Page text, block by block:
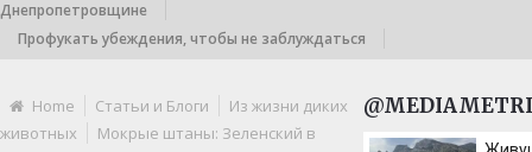
Днепропетровщине
Профукать убеждения, чтобы не заблуждаться
Home Статьи и Блоги
Из жизни диких
животных
Мокрые штаны: Зеленский в